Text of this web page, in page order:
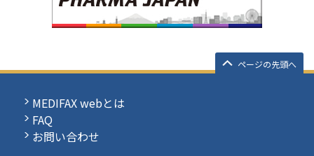
ページの先頭へ
MEDIFAX webとは
FAQ
お問い合わせ